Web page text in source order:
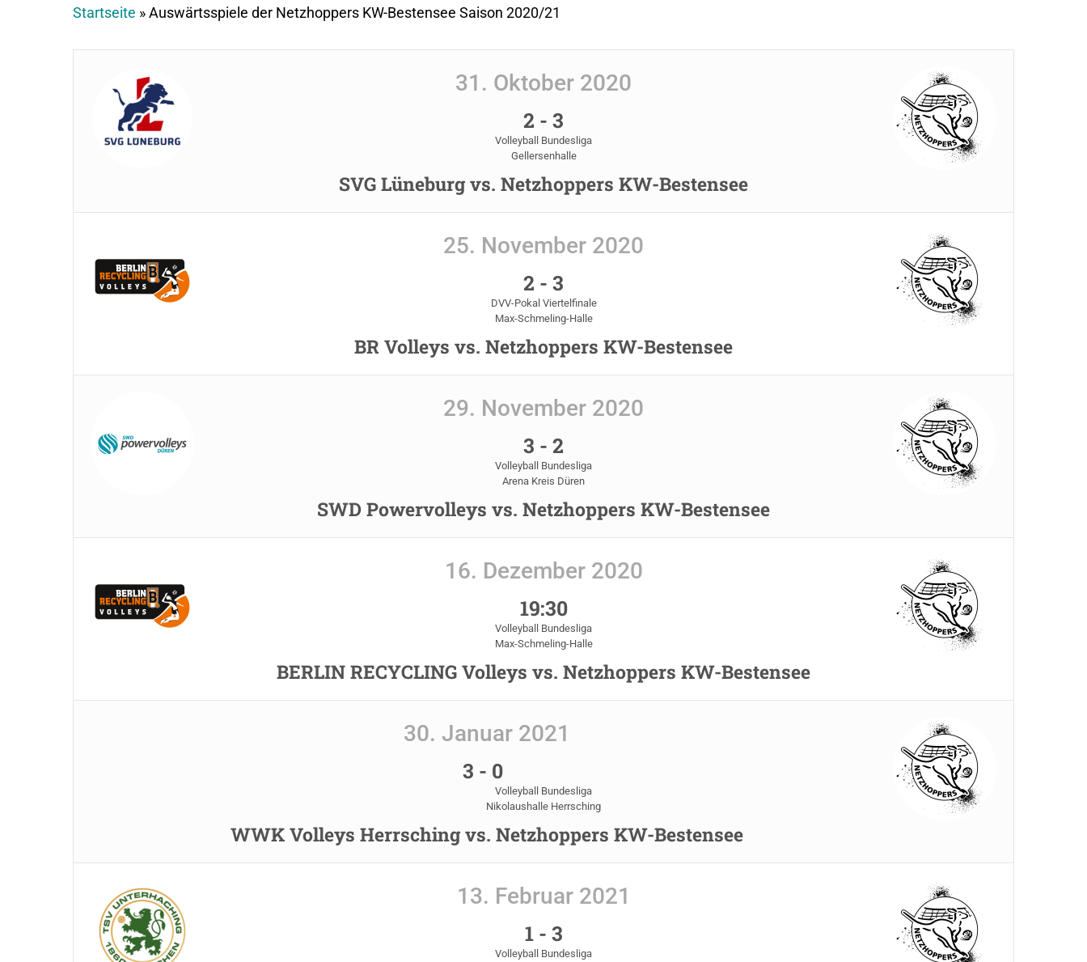
Startseite »Auswärtsspiele der Netzhoppers KW-Bestensee Saison 2020/21
31. Oktober 2020
2 - 3
Volleyball Bundesliga
Gellersenhalle
SVG Lüneburg vs. Netzhoppers KW-Bestensee
25. November 2020
2 - 3
DVV-Pokal Viertelfinale
Max-Schmeling-Halle
BR Volleys vs. Netzhoppers KW-Bestensee
29. November 2020
3 - 2
Volleyball Bundesliga
Arena Kreis Düren
SWD Powervolleys vs. Netzhoppers KW-Bestensee
16. Dezember 2020
19:30
Volleyball Bundesliga
Max-Schmeling-Halle
BERLIN RECYCLING Volleys vs. Netzhoppers KW-Bestensee
30. Januar 2021
3 - 0
Volleyball Bundesliga
Nikolaushalle Herrsching
WWK Volleys Herrsching vs. Netzhoppers KW-Bestensee
13. Februar 2021
1- 3
Volleyball Bundesliga